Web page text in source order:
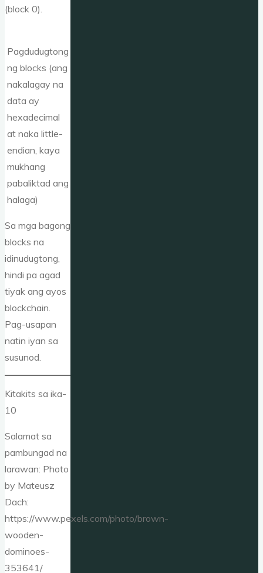
(block 0).
Pagdudugtong
ng blocks (ang
nakalagay na
data ay
hexadecimal
at naka little-
endian, kaya
mukhang
pabaliktad ang
halaga)
Sa mga bagong
blocks na
idinudugtong,
hindi pa agad
tiyak ang ayos
blockchain.
Pag-usapan
natin iyan sa
susunod.
Kitakits sa ika-
10
Salamat sa
pambungad na
larawan: Photo
by Mateusz
Dach:
https://www.pexels.com/photo/brown-
wooden-
dominoes-
353641/